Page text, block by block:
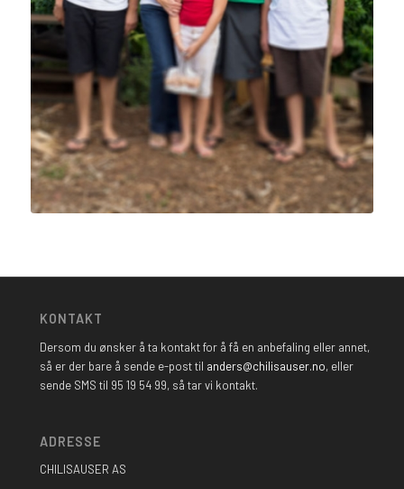
KONTAKT
Dersom du ønsker å ta kontakt for å få en anbefaling eller annet,
så er der bare å sende e-post til anders@chilisauser.no, eller
sende SMS til 95 19 54 99, så tar vi kontakt.
ADRESSE
CHILISAUSER AS